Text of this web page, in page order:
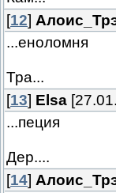
[12]
...еноломня
Тра...
[13] Elsa
...пеция
Дер....
[14]